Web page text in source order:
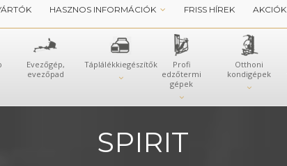
HASZNOS INFORMÁCIÓK FRISS HÍREK AKCIÓK
Evezőgép,
evezőpad
Táplálékkiegészítők
Profi
edzőtermi
gépek
Otthoni
kondigépek
SPIRIT